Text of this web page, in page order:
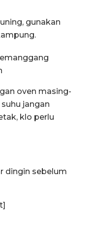
gunakan
oven masing-
jangan
klo perlu
dingin sebelum